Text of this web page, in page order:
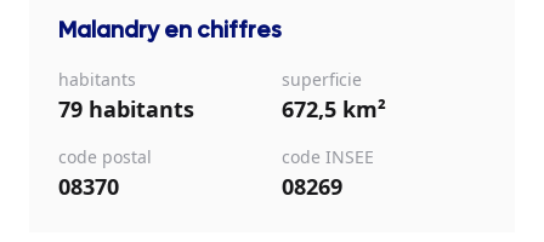
Malandryen chiffres
habitants
79 habitants
superficie
672,5 km²
code postal
08370
code INSEE
08269